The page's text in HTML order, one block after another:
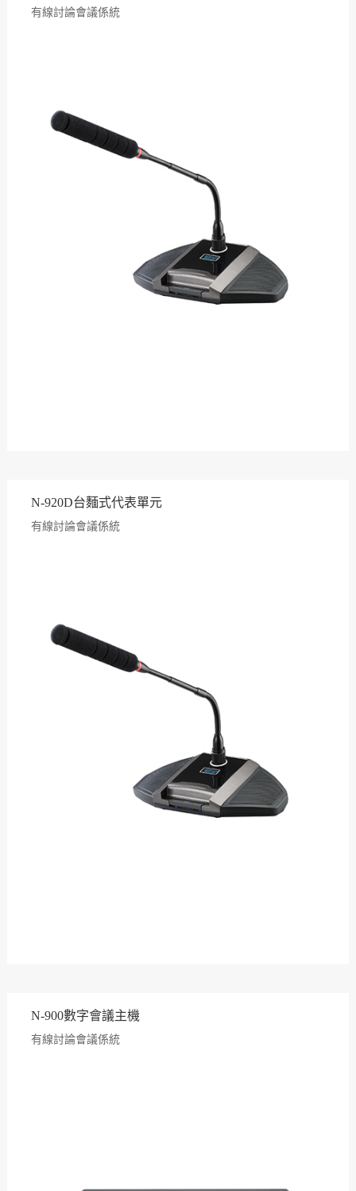
有線討論會議係統
N-920D台麵式代表單元
有線討論會議係統
N-900數字會議主機
有線討論會議係統